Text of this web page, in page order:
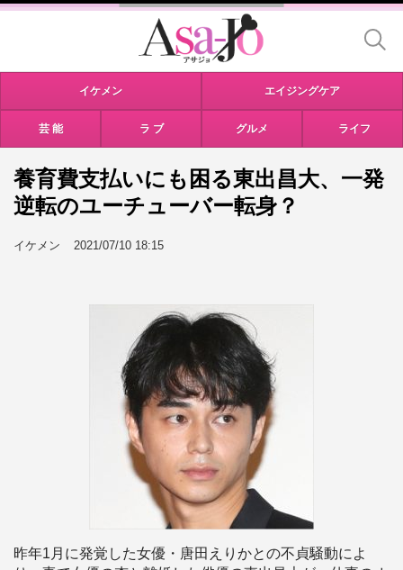
イケメン エイジングケア
芸 能 ラ ブ グルメ ライフ
養育費支払いにも困る東出昌大、一発
逆転のユーチューバー転身？
イケメン 2021/07/10 18:15
昨年1月に発覚した女優・唐田えりかとの不貞騒動によ